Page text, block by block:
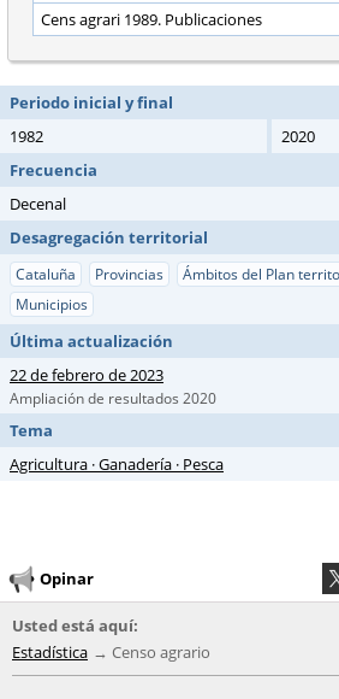
Cens agrari 1989. Publicaciones
Periodo inicial y final
1982
2020
Frecuencia
Decenal
Desagregación territorial
Cataluña Provincias Ámbitos del Plan
Municipios
Última actualización
22 de febrero de 2023
Ampliación de resultados 2020
Tema
Agricultura · Ganadería · Pesca
Opinar
Usted está aquí:
Estadística
Censo agrario